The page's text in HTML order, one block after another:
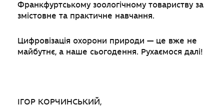
Франкфуртському зоологічному товариству за
змістовне та практичне навчання.
Цифровізація охорони природи — це вже не
майбутнє, а наше сьогодення. Рухаємося далі!
ІГОР КОРЧИНСЬКИЙ,